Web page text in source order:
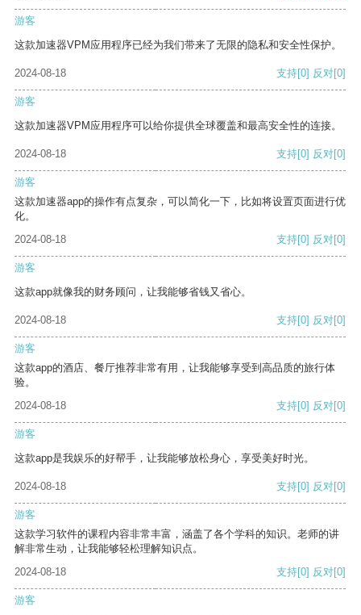
游客
这款加速器VPM应用程序已经为我们带来了无限的隐私和安全性保护。
2024-08-18 支持[0] 反对[0]
游客
这款加速器VPM应用程序可以给你提供全球覆盖和最高安全性的连接。
2024-08-18 支持[0] 反对[0]
游客
这款加速器app的操作有点复杂，可以简化一下，比如将设置页面进行优
化。
2024-08-18
支持[0] 反对[0]
游客
这款app就像我的财务顾问，让我能够省钱又省心。
2024-08-18 支持[0] 反对[0]
游客
这款app的酒店、餐厅推荐非常有用，让我能够享受到高品质的旅行体
验。
2024-08-18
支持[0] 反对[0]
游客
这款app是我娱乐的好帮手，让我能够放松身心，享受美好时光。
2024-08-18 支持[0] 反对[0]
游客
这款学习软件的课程内容非常丰富，涵盖了各个学科的知识。老师的讲
解非常生动，让我能够轻松理解知识点。
2024-08-18
支持[0] 反对[0]
游客